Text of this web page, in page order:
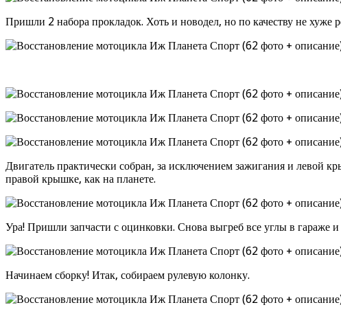
Пришли 2 набора прокладок. Хоть и новодел, но по качеству не хуже
Двигатель практически собран, за исключением зажигания и левой
правой крышке, как на планете.
Ура! Пришли запчасти с оцинковки. Снова выгреб все углы в гараже
Начинаем сборку! Итак, собираем рулевую колонку.